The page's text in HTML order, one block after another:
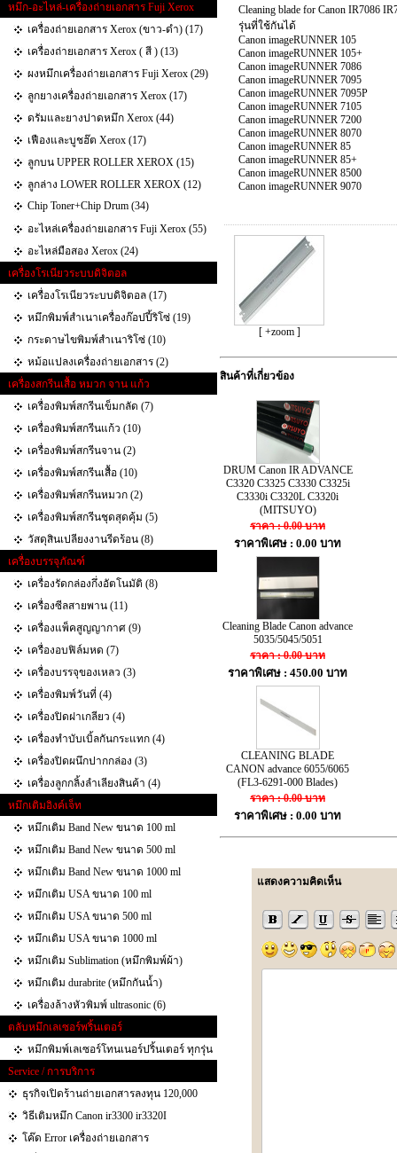
หมึก-อะไหล่-เครื่องถ่ายเอกสาร Fuji Xerox
เครื่องถ่ายเอกสาร Xerox (ขาว-ดำ) (17)
เครื่องถ่ายเอกสาร Xerox ( สี ) (13)
ผงหมึกเครื่องถ่ายเอกสาร Fuji Xerox (29)
ลูกยางเครื่องถ่ายเอกสาร Xerox (17)
ดรัมและยางปาดหมึก Xerox (44)
เฟืองและบูชฮ๊ต Xerox (17)
ลูกบน UPPER ROLLER XEROX (15)
ลูกล่าง LOWER ROLLER XEROX (12)
Chip Toner+Chip Drum (34)
อะไหล่เครื่องถ่ายเอกสาร Fuji Xerox (55)
อะไหล่มือสอง Xerox (24)
เครื่องโรเนียวระบบดิจิตอล
เครื่องโรเนียวระบบดิจิตอล (17)
หมึกพิมพ์สำเนาเครื่องก๊อปปี้ริโซ่ (19)
กระดาษไขพิมพ์สำเนาริโซ่ (10)
หม้อแปลงเครื่องถ่ายเอกสาร (2)
เครื่องสกรีนเสื้อ หมวก จาน แก้ว
เครื่องพิมพ์สกรีนเข็มกลัด (7)
เครื่องพิมพ์สกรีนแก้ว (10)
เครื่องพิมพ์สกรีนจาน (2)
เครื่องพิมพ์สกรีนเสื้อ (10)
เครื่องพิมพ์สกรีนหมวก (2)
เครื่องพิมพ์สกรีนชุดสุดคุ้ม (5)
วัสดุสินเปลียงงานรีดร้อน (8)
เครื่องบรรจุภัณฑ์
เครื่องรัดกล่องกึ่งอัตโนมัติ (8)
เครื่องซีลสายพาน (11)
เครื่องแพ็คสูญญากาศ (9)
เครื่องอบฟิล์มหด (7)
เครื่องบรรจุของเหลว (3)
เครื่องพิมพ์วันที่ (4)
เครื่องปิดฝาเกลียว (4)
เครื่องทำบับเบิ้ลกันกระแทก‎ (4)
เครื่องปิดผนึกปากกล่อง (3)
เครื่องลูกกลิ้งลำเลียงสินค้า (4)
หมึกเติมอิงค์เจ็ท
หมึกเติม Band New ขนาด 100 ml
หมึกเติม Band New ขนาด 500 ml
หมึกเติม Band New ขนาด 1000 ml
หมึกเติม USA ขนาด 100 ml
หมึกเติม USA ขนาด 500 ml
หมึกเติม USA ขนาด 1000 ml
หมึกเติม Sublimation (หมึกพิมพ์ผ้า)
หมึกเติม durabrite (หมึกกันน้ำ)
เครื่องล้างหัวพิมพ์ ultrasonic (6)
ตลับหมึกเลเซอร์พริ้นเตอร์
หมึกพิมพ์เลเซอร์โทนเนอร์ปริ้นเตอร์ ทุกรุ่น
Service / การบริการ
ธุรกิจเปิดร้านถ่ายเอกสารลงทุน 120,000
วิธีเติมหมึก Canon ir3300 ir3320I
โค๊ด Error เครื่องถ่ายเอกสาร
Cleaning blade for Canon IR7086
รุ่นที่ใช้กันได้
Canon imageRUNNER 105
Canon imageRUNNER 105+
Canon imageRUNNER 7086
Canon imageRUNNER 7095
Canon imageRUNNER 7095P
Canon imageRUNNER 7105
Canon imageRUNNER 7200
Canon imageRUNNER 8070
Canon imageRUNNER 85
Canon imageRUNNER 85+
Canon imageRUNNER 8500
Canon imageRUNNER 9070
[ +zoom ]
สินค้าที่เกี่ยวข้อง
DRUM Canon IR ADVANCE
C3320 C3325 C3330 C3325i
C3330i C3320L C3320i
(MITSUYO)
ราคา : 0.00 บาท
ราคาพิเศษ : 0.00 บาท
Cleaning Blade Canon advance
5035/5045/5051
ราคา : 0.00 บาท
ราคาพิเศษ : 450.00 บาท
CLEANING BLADE
CANON advance 6055/6065
(FL3-6291-000 Blades)
ราคา : 0.00 บาท
ราคาพิเศษ : 0.00 บาท
แสดงความคิดเห็น